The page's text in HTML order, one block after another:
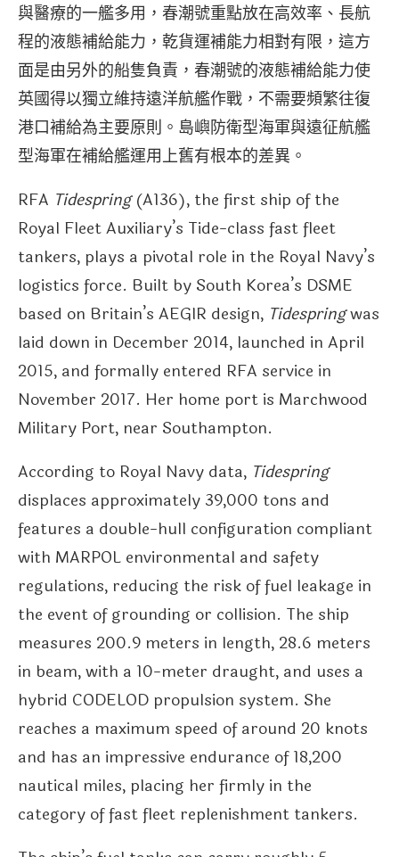
與醫療的一艦多用，春潮號重點放在高效率、長航
程的液態補給能力，乾貨運補能力相對有限，這方
面是由另外的船隻負責，春潮號的液態補給能力使
英國得以獨立維持遠洋航艦作戰，不需要頻繁往復
港口補給為主要原則。島嶼防衛型海軍與遠征航艦
型海軍在補給艦運用上舊有根本的差異。
RFA Tidespring(A136), the first ship of the
Royal Fleet Auxiliary’s Tide-class fast fleet
tankers, plays a pivotal role in the Royal Navy’s
logistics force. Built by South Korea’s DSME
based on Britain’s AEGIR design, Tidespringwas
laid down in December 2014, launched in April
2015, and formally entered RFA service in
November 2017. Her home port is Marchwood
Military Port, near Southampton.
According to Royal Navy data, Tidespring
displaces approximately 39,000 tons and
features a double-hull configuration compliant
with MARPOL environmental and safety
regulations, reducing the risk of fuel leakage in
the event of grounding or collision. The ship
measures 200.9 meters in length, 28.6 meters
in beam, with a 10-meter draught, and uses a
hybrid CODELOD propulsion system. She
reaches a maximum speed of around 20 knots
and has an impressive endurance of 18,200
nautical miles, placing her firmly in the
category of fast fleet replenishment tankers.